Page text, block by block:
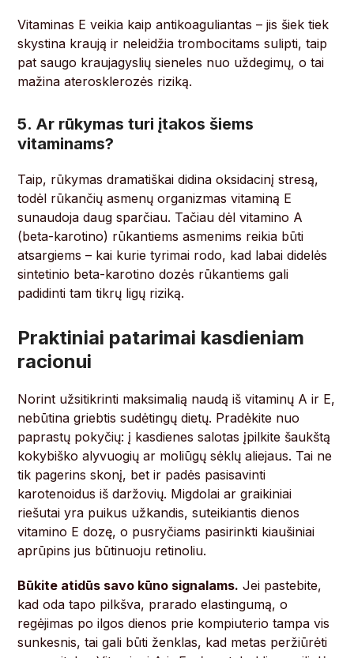
Vitaminas E veikia kaip antikoaguliantas – jis šiek tiek
skystina kraują ir neleidžia trombocitams sulipti, taip
pat saugo kraujagyslių sieneles nuo uždegimų, o tai
mažina aterosklerozės riziką.
5. Ar rūkymas turi įtakos šiems
vitaminams?
Taip, rūkymas dramatiškai didina oksidacinį stresą,
todėl rūkančių asmenų organizmas vitaminą E
sunaudoja daug sparčiau. Tačiau dėl vitamino A
(beta-karotino) rūkantiems asmenims reikia būti
atsargiems – kai kurie tyrimai rodo, kad labai didelės
sintetinio beta-karotino dozės rūkantiems gali
padidinti tam tikrų ligų riziką.
Praktiniai patarimai kasdieniam
racionui
Norint užsitikrinti maksimalią naudą iš vitaminų A ir E,
nebūtina griebtis sudėtingų dietų. Pradėkite nuo
paprastų pokyčių: į kasdienes salotas įpilkite šaukštą
kokybiško alyvuogių ar moliūgų sėklų aliejaus. Tai ne
tik pagerins skonį, bet ir padės pasisavinti
karotenoidus iš daržovių. Migdolai ar graikiniai
riešutai yra puikus užkandis, suteikiantis dienos
vitamino E dozę, o pusryčiams pasirinkti kiaušiniai
aprūpins jus būtinuoju retinoliu.
Būkite atidūs savo kūno signalams. Jei pastebite,
kad oda tapo pilkšva, prarado elastingumą, o
regėjimas po ilgos dienos prie kompiuterio tampa vis
sunkesnis, tai gali būti ženklas, kad metas peržiūrėti